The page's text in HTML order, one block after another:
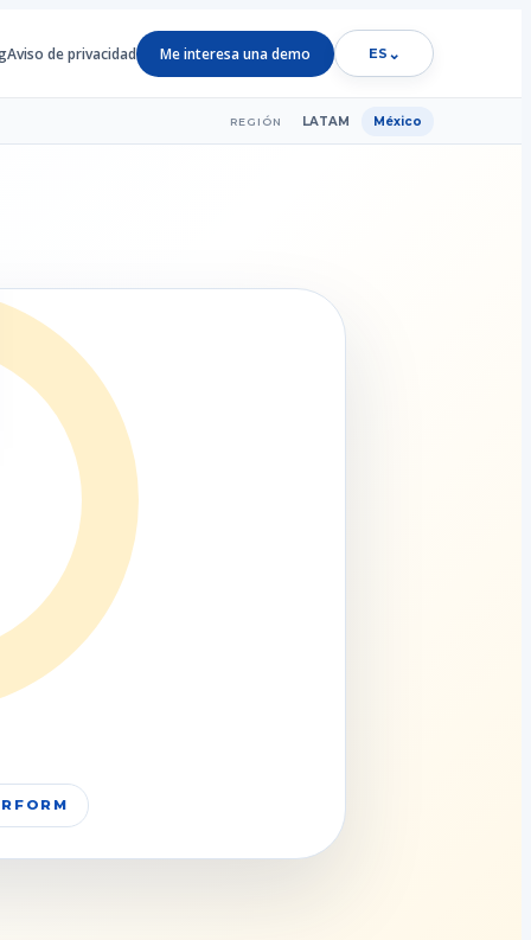
Aviso de privacidad Me interesa una demo ES ⌄
REGIÓN LATAM México